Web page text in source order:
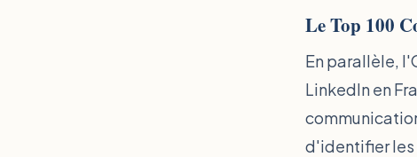
Le Top 100
En parallèle,
LinkedIn en
d'identifier les